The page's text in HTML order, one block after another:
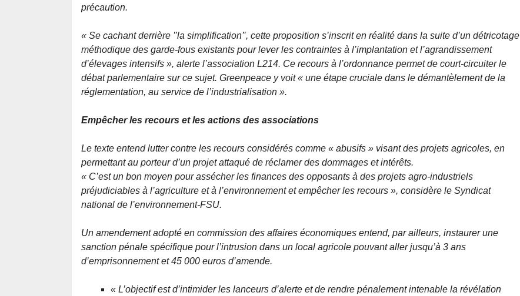
précaution.
« Se cachant derrière ’’la simplification’’, cette proposition s’inscrit en réalité dans la suite d’un détricotage
méthodique des garde-fous existants pour lever les contraintes à l’implantation et l’agrandissement
d’élevages intensifs », alerte l’association L214. Ce recours à l’ordonnance permet de court-circuiter le
débat parlementaire sur ce sujet. Greenpeace y voit« une étape cruciale dans le démantèlement de la
réglementation, au service de l’industrialisation ».
Empêcher les recours et les actions des associations
Le texte entend lutter contre les recours considérés comme « abusifs » visant des projets agricoles, en
permettant au porteur d’un projet attaqué de réclamer des dommages et intérêts.
« C’est un bon moyen pour assécher les finances des opposants à des projets agro-industriels
préjudiciables à l’agriculture et à l’environnement et empêcher les recours », considère le Syndicat
national de l’environnement-FSU.
Un amendement adopté en commission des affaires économiques entend, par ailleurs, instaurer une
sanction pénale spécifique pour l’intrusion dans un local agricole pouvant aller jusqu’à 3 ans
d’emprisonnement et 45 000 euros d’amende.
« L’objectif est d’intimider les lanceurs d’alerte et de rendre pénalement intenable la révélation